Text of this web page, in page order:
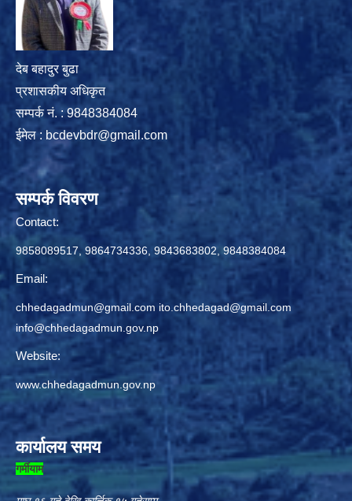
देब बहादुर बुढा
प्रशासकीय अधिकृत
सम्पर्क नं. : 9848384084
ईमेल : bcdevbdr@gmail.com
सम्पर्क विवरण
Contact:
9858089517, 9864734336, 9843683802, 9848384084
Email:
chhedagadmun@gmail.com ito.chhedagad@gmail.com
info@chhedagadmun.gov.np
Website:
www.chhedagadmun.gov.np
कार्यालय समय
गर्मीयाम